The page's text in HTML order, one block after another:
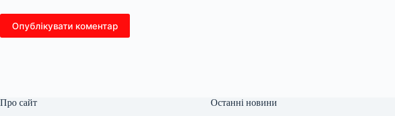
Опублікувати коментар
Про сайт Останні новини